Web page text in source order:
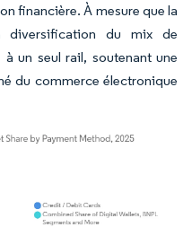
financière. À mesure que la
diversification du mix de
un seul rail, soutenant une
du commerce électronique